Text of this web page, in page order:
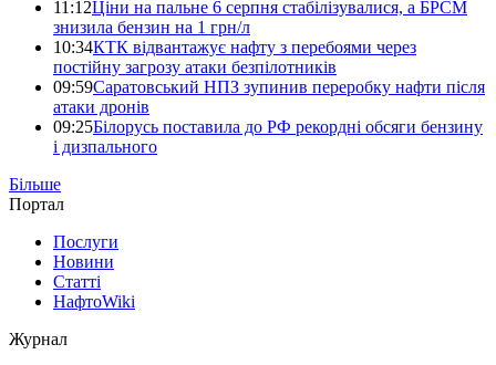
11:12Ціни на пальне 6 серпня стабілізувалися, а БРСМ
знизила бензин на 1 грн/л
10:34КТК відвантажує нафту з перебоями через
постійну загрозу атаки безпілотників
09:59Саратовський НПЗ зупинив переробку нафти після
атаки дронів
09:25Білорусь поставила до РФ рекордні обсяги бензину
і дизпального
Більше
Портал
Послуги
Новини
Статті
НафтоWiki
Журнал